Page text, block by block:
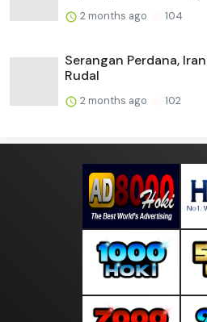
2 months ago 104
Serangan Perdana,
Rudal
2 months ago 102